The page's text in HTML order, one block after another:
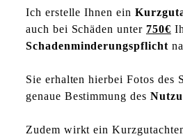
Ich erstelle Ihnen ein
auch bei Schäden unter 750€
Schadenminderungspflicht
Sie erhalten hierbei Fotos des
genaue Bestimmung des
Zudem wirkt ein